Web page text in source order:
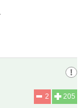
205
2